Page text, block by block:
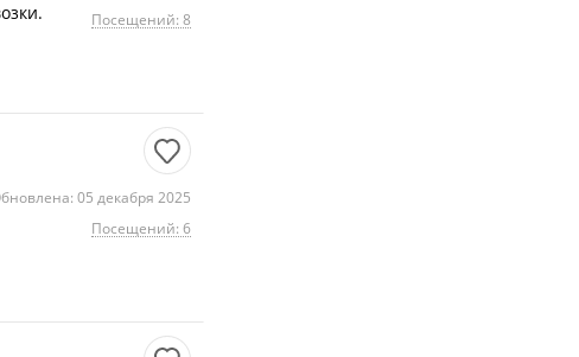
Посещений: 8
05 декабря 2025
Посещений: 6